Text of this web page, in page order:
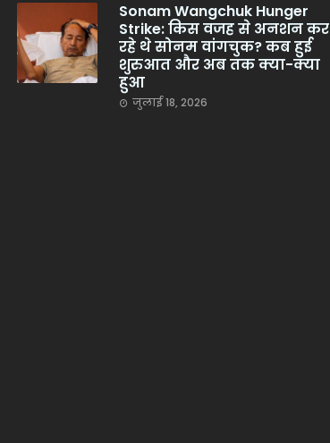
Sonam Wangchuk Hunger
Strike: किस वजह से अनशन कर
रहे थे सोनम वांगचुक? कब हुई
शुरुआत और अब तक क्या-क्या
हुआ
जुलाई 18, 2026